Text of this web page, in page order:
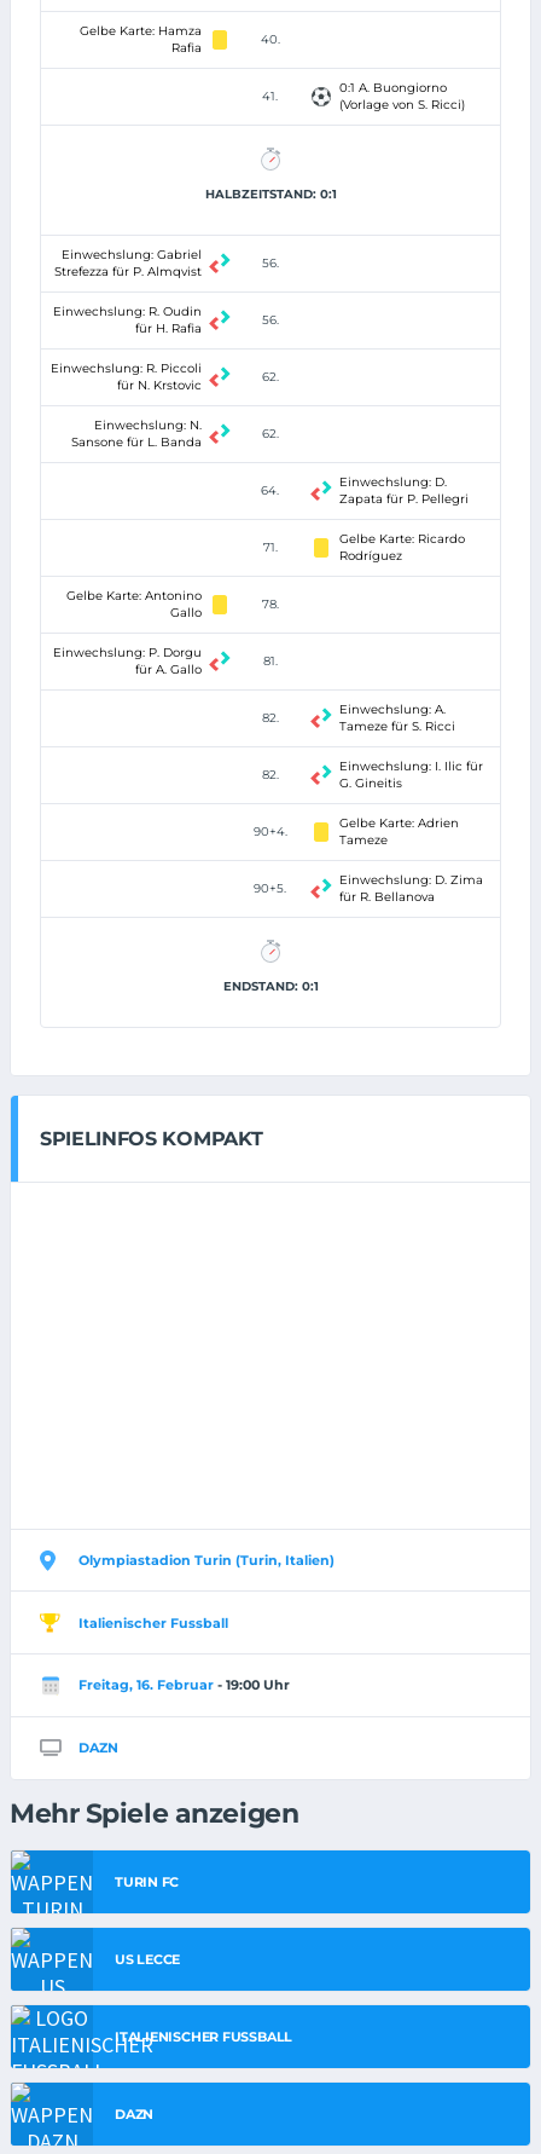
Gelbe Karte: Hamza
Rafia
40.
41.
0:1 A. Buongiorno
(Vorlage von S. Ricci)
HALBZEITSTAND: 0:1
Einwechslung: Gabriel
Strefezza für P. Almqvist
56.
Einwechslung: R. Oudin
für H. Rafia
56.
Einwechslung: R. Piccoli
für N. Krstovic
62.
Einwechslung: N.
Sansone für L. Banda
62.
64.
Einwechslung: D.
Zapata für P. Pellegri
71.
Gelbe Karte: Ricardo
Rodríguez
Gelbe Karte: Antonino
Gallo
78.
Einwechslung: P. Dorgu
für A. Gallo
81.
82.
Einwechslung: A.
Tameze für S. Ricci
82.
Einwechslung: I. Ilic für
G. Gineitis
90+4.
Gelbe Karte: Adrien
Tameze
90+5.
Einwechslung: D. Zima
für R. Bellanova
ENDSTAND: 0:1
SPIELINFOS KOMPAKT
Olympiastadion Turin (Turin, Italien)
Italienischer Fussball
Freitag, 16. Februar - 19:00 Uhr
DAZN
Mehr Spiele anzeigen
TURIN FC
US LECCE
ITALIENISCHER FUSSBALL
DAZN